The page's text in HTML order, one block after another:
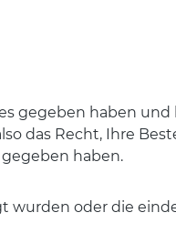
gegeben haben
das Recht, Ihre
haben.
wurden oder die